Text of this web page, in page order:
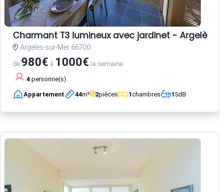
Charmant T3 lumineux avec jardinet - Argelès-
Argelès-sur-Mer 66700
de 980€ à 1000€ la semaine
4 personne(s)
Appartement 44m² 2pièces 1chambres 1SdB